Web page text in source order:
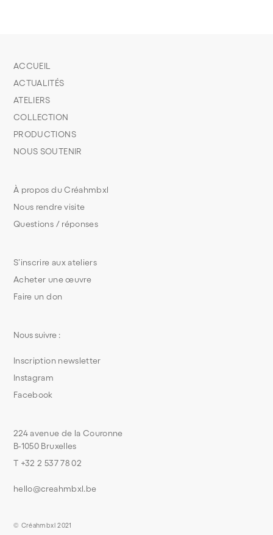
S’inscrire aux ateliers
Acheter une œuvre
Faire un don
À propos du Créahmbxl
Nous rendre visite
Questions / réponses
ACCUEIL
ACTUALITÉS
ATELIERS
COLLECTION
PRODUCTIONS
NOUS SOUTENIR
224 avenue de la Couronne
B-1050 Bruxelles
T +32 2 537 78 02
hello@creahmbxl.be
Nous suivre :
Inscription newsletter
Instagram
Facebook
© Créahmbxl 2021